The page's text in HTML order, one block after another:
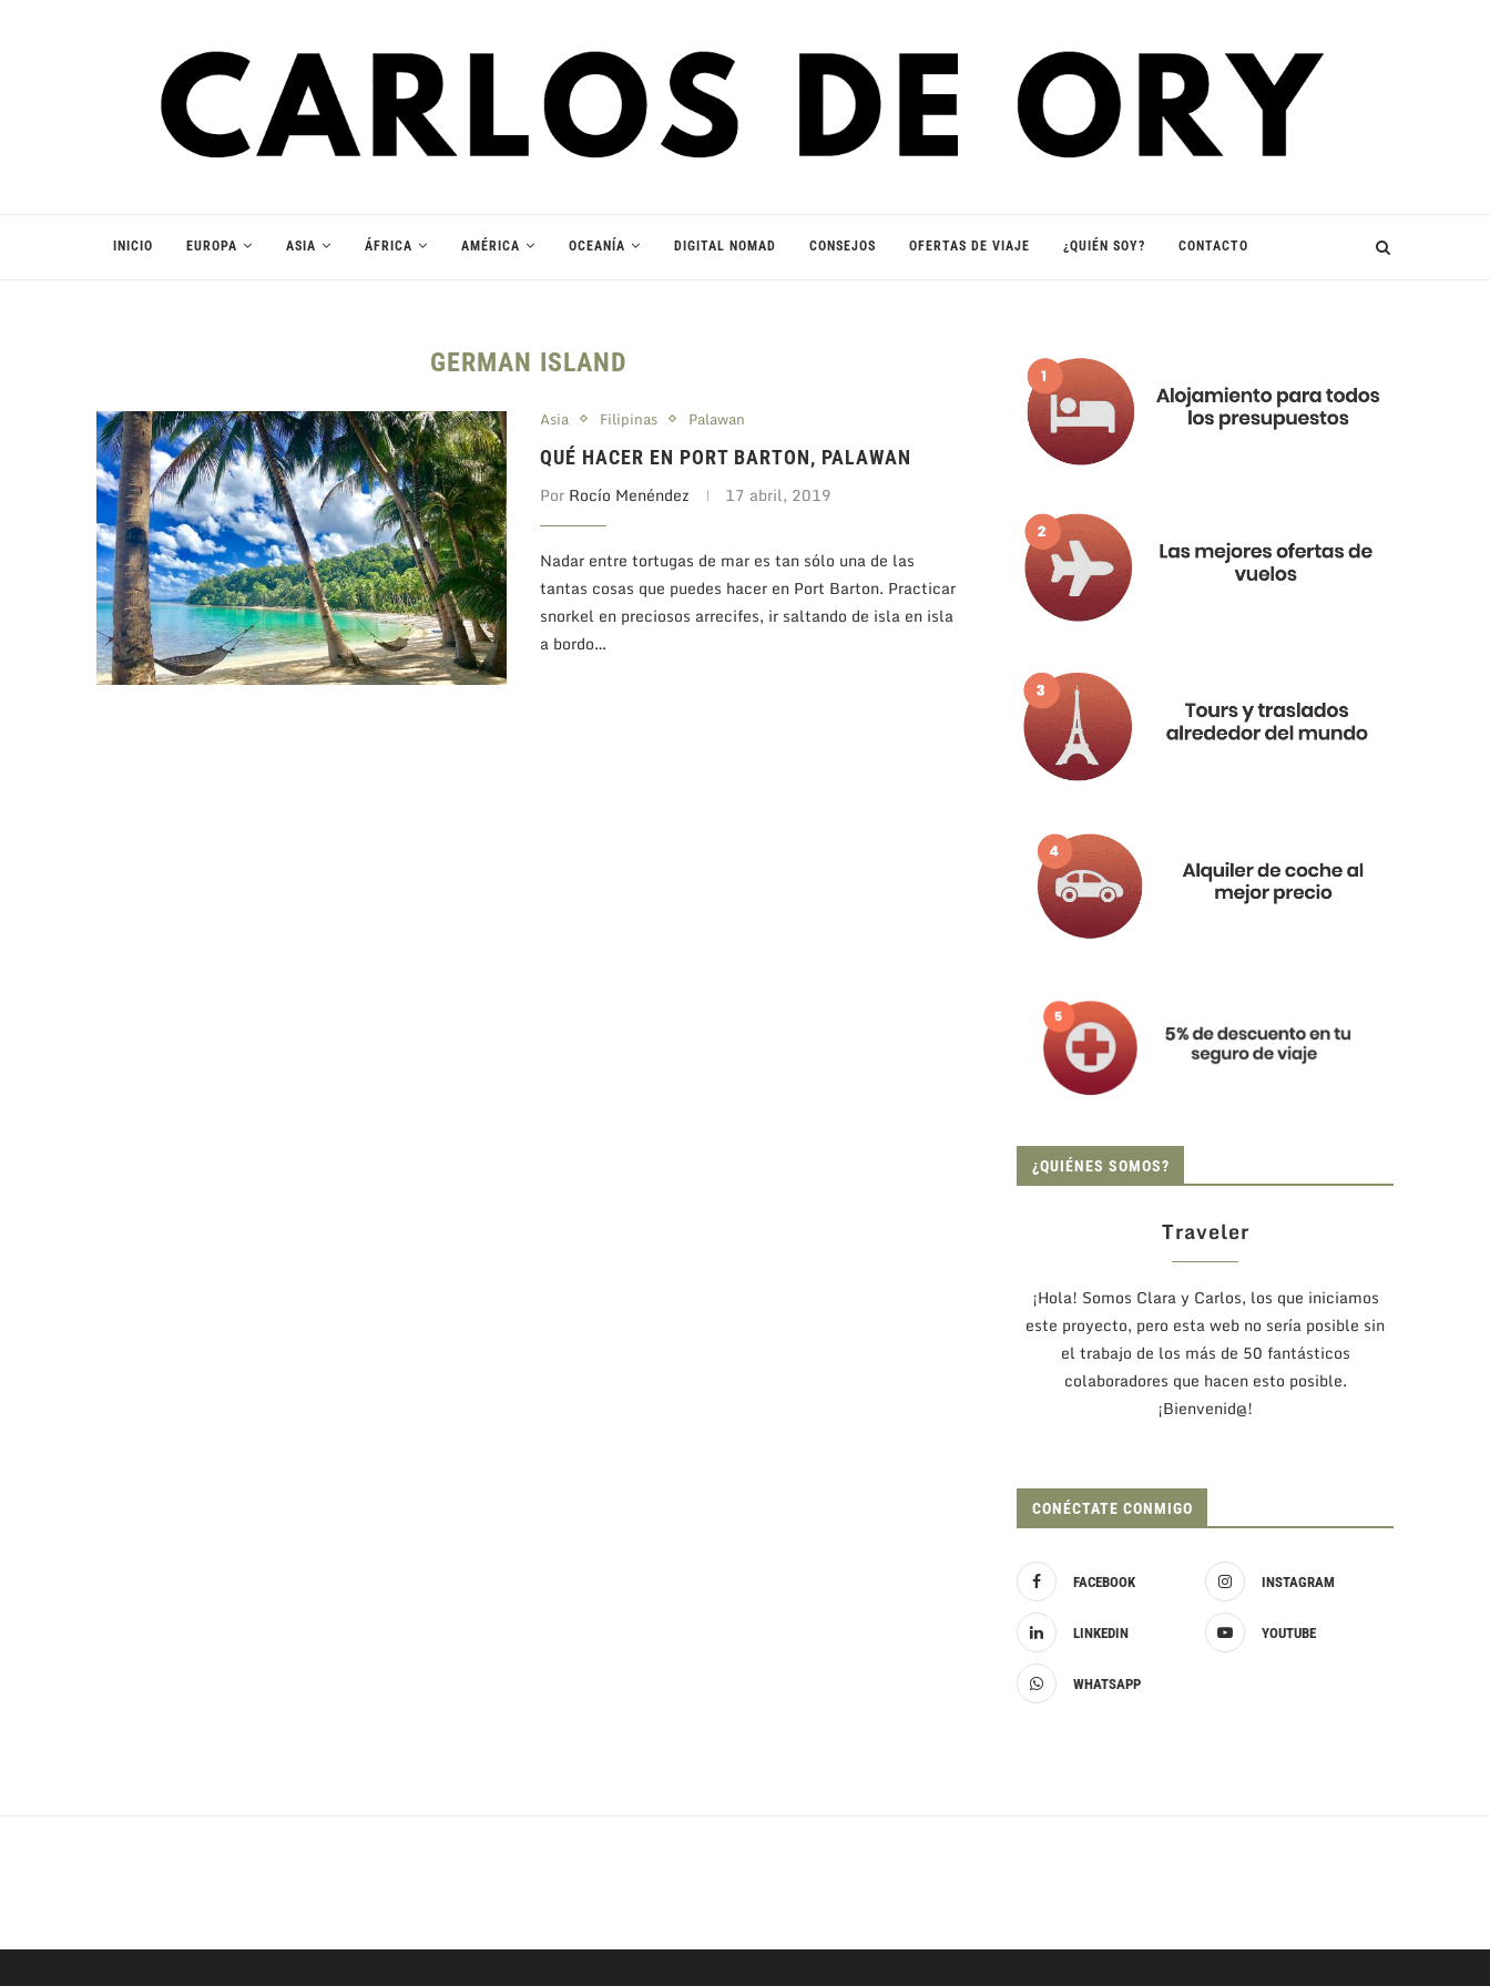
INICIO EUROPA ASIA ÁFRICA AMÉRICA OCEANÍA DIGITAL NOMAD CONSEJOS OFERTAS DE VIAJE ¿QUIÉN SOY? CONTACTO
GERMAN ISLAND
Asia Filipinas Palawan
QUÉ HACER EN PORT BARTON, PALAWAN
Por Rocío Menéndez 17 abril, 2019
Nadar entre tortugas de mar es tan sólo una de las
tantas cosas que puedes hacer en Port Barton. Practicar
snorkel en preciosos arrecifes, ir saltando de isla en isla
a bordo…
¿QUIÉNES SOMOS?
Traveler
¡Hola! Somos Clara y Carlos, los que iniciamos
este proyecto, pero esta web no sería posible sin
el trabajo de los más de 50 fantásticos
colaboradores que hacen esto posible.
¡Bienvenid@!
CONÉCTATE CONMIGO
FACEBOOK INSTAGRAM
LINKEDIN YOUTUBE
WHATSAPP